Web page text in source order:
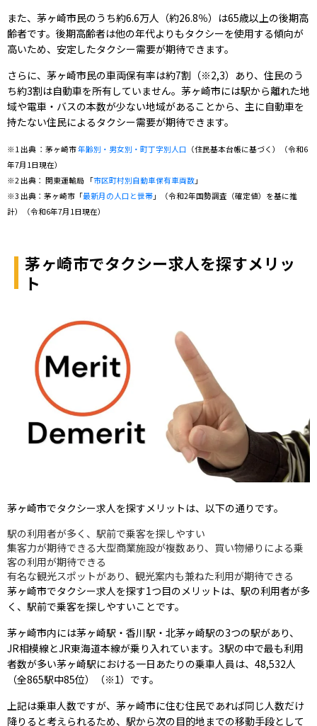
また、茅ヶ崎市民のうち約6.6万人（約26.8％）は65歳以上の後期高
齢者です。後期高齢者は他の年代よりもタクシーを使用する傾向が
高いため、安定したタクシー需要が期待できます。
さらに、茅ヶ崎市民の車両保有率は約7割（※2,3）あり、住民のう
ち約3割は自動車を所有していません。茅ヶ崎市には駅から離れた地
域や電車・バスの本数が少ない地域があることから、主に自動車を
持たない住民によるタクシー需要が期待できます。
※1 出典 ：茅ヶ崎市年齢別・男女別・町丁字別人口 （住民基本台帳に基づく）（令和6
年7月1日現在）
※2 出典： 関東運輸局 「市区町村別自動車保有車両数 」
※3 出典：茅ヶ崎市「最新月の人口と世帯 」（令和2年国勢調査（確定値）を基に推
計）（令和6年7月1日現在）
茅ヶ崎市でタクシー求人を探すメリッ
ト
茅ヶ崎市でタクシー求人を探すメリットは、以下の通りです。
駅の利用者が多く、駅前で乗客を探しやすい
集客力が期待できる大型商業施設が複数あり、買い物帰りによる乗
客の利用が期待できる
有名な観光スポットがあり、観光案内も兼ねた利用が期待できる
茅ヶ崎市でタクシー求人を探す1つ目のメリットは、駅の利用者が多
く、駅前で乗客を探しやすいことです。
茅ヶ崎市内には茅ヶ崎駅・香川駅・北茅ヶ崎駅の3つの駅があり、
JR相模線とJR東海道本線が乗り入れています。3駅の中で最も利用
者数が多い茅ヶ崎駅における一日あたりの乗車人員は、48,532人
（全865駅中85位）（※1）です。
上記は乗車人数ですが、茅ヶ崎市に住む住民であれば同じ人数だけ
降りると考えられるため、駅から次の目的地までの移動手段として